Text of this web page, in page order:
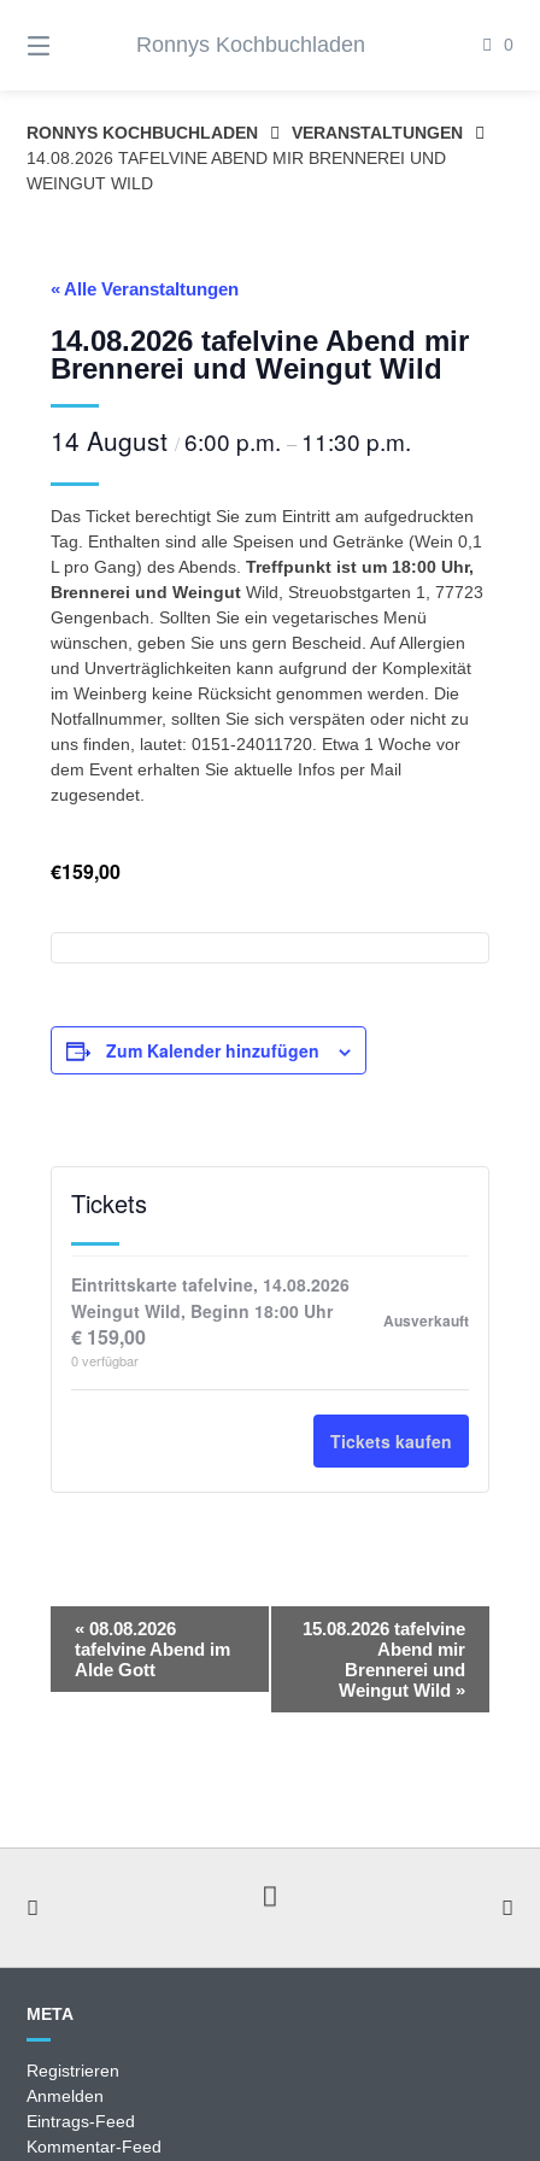
zum
Inhalt
Ronnys Kochbuchladen 0
RONNYS KOCHBUCHLADEN
VERANSTALTUNGEN
14.08.2026 TAFELVINE ABEND MIR BRENNEREI UND
WEINGUT WILD
« Alle Veranstaltungen
14.08.2026 tafelvine Abend mir
Brennerei und Weingut Wild
14 August/6:00 p.m.– 11:30 p.m.
Das Ticket berechtigt Sie zum Eintritt am aufgedruckten
Tag. Enthalten sind alle Speisen und Getränke (Wein 0,1
L pro Gang) des Abends.Treffpunkt ist um 18:00 Uhr,
Brennerei und WeingutWild, Streuobstgarten 1, 77723
Gengenbach. Sollten Sie ein vegetarisches Menü
wünschen, geben Sie uns gern Bescheid. Auf Allergien
und Unverträglichkeiten kann aufgrund der Komplexität
im Weinberg keine Rücksicht genommen werden. Die
Notfallnummer, sollten Sie sich verspäten oder nicht zu
uns finden, lautet: 0151-24011720. Etwa 1 Woche vor
dem Event erhalten Sie aktuelle Infos per Mail
zugesendet.
€159,00
Zum Kalender hinzufügen
Tickets
Eintrittskarte tafelvine, 14.08.2026
Weingut Wild, Beginn 18:00 Uhr
€ 159,00
0verfügbar
Ausverkauft
Tickets kaufen
Veranstaltung
Navigation
« 08.08.2026
tafelvine Abend im
Alde Gott
15.08.2026 tafelvine
Abend mir
Brennerei und
Weingut Wild »
META
Registrieren
Anmelden
Eintrags-Feed
Kommentar-Feed